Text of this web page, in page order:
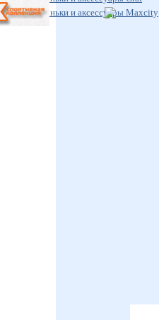
Ледовые коньки и аксессуары Maxcity